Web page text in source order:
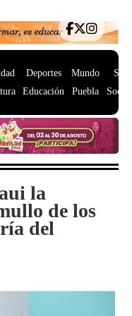
Deportes
Educación
Mundo
Puebla
la
de los
del